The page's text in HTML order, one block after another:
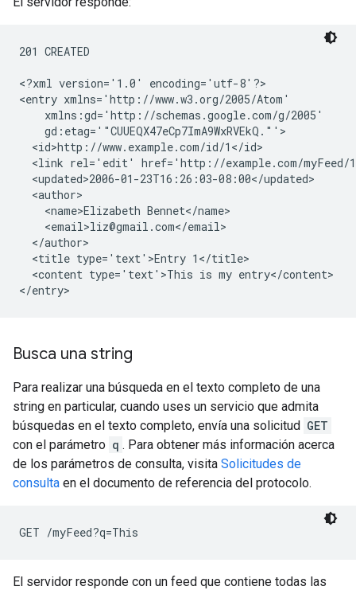
201 CREATED
<?xml version='1.0' encoding='utf-8'?>
<entry xmlns='http://www.w3.org/2005/Atom'
    xmlns:gd='http://schemas.google.com/g/2005'
    gd:etag='"CUUEQX47eCp7ImA9WxRVEkQ."'>
  <id>http://www.example.com/id/1</id>
<link rel='edit' href='http://example.com/myFeed/
  <updated>2006-01-23T16:26:03-08:00</updated>
  <author>
    <name>Elizabeth Bennet</name>
    <email>liz@gmail.com</email>
  </author>
  <title type='text'>Entry 1</title>
  <content type='text'>This is my entry</content>
Busca una string
Para realizar una búsqueda en el texto completo de una
string en particular, cuando uses un servicio que admita
búsquedas en el texto completo, envía una solicitud GET
con el parámetro q . Para obtener más información acerca
de los parámetros de consulta, visita Solicitudes de
consulta en el documento de referencia del protocolo.
El servidor responde con un feed que contiene todas las